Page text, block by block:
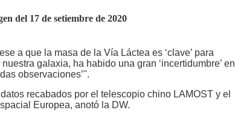
del 17 de setiembre de 2020
a que la masa de la Vía Láctea es ‘clave’ para
galaxia, ha habido una gran ‘incertidumbre’ en
observaciones’".
recabados por el telescopio chino LAMOST y el
Europea, anotó la DW.